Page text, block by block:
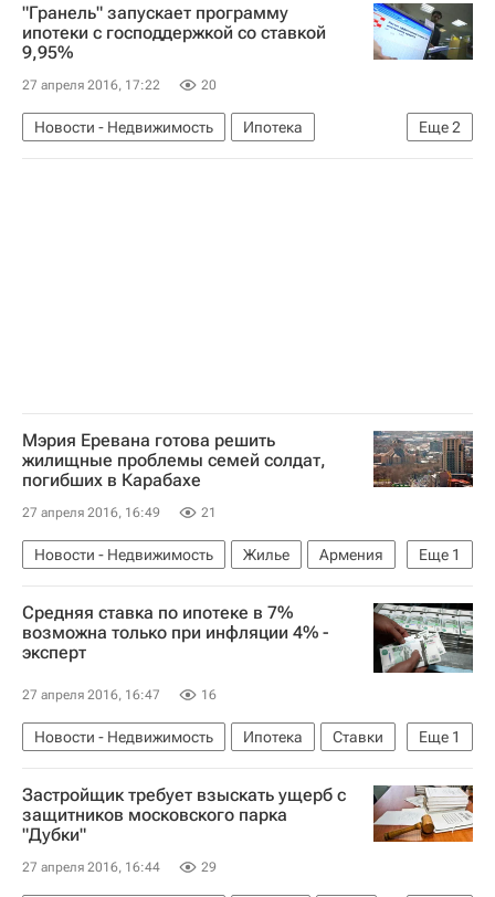
"Гранель" запускает программу
ипотеки с господдержкой со ставкой
9,95%
27 апреля 2016, 17:22 20
Еще2
Новости - Недвижимость
Ипотека
Гранель
Россия
Мэрия Еревана готова решить
жилищные проблемы семей солдат,
погибших в Карабахе
27 апреля 2016, 16:49 21
Еще 1
Новости - Недвижимость Жилье
Армения
Ереван
Средняя ставка по ипотеке в 7%
возможна только при инфляции 4% -
эксперт
27 апреля 2016, 16:47 16
Еще 1
Новости - Недвижимость Ипотека
Ставки
Россия
Застройщик требует взыскать ущерб с
защитников московского парка
"Дубки"
27 апреля 2016, 16:44 29